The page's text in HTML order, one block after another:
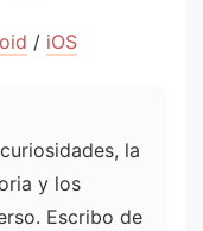
/ iOS
la
y los
Escribo de